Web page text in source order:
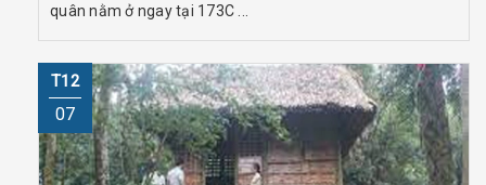
quân nằm ở ngay tại 173C ...
T12
07